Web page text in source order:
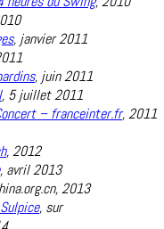
, janvier 2011
, juin 2011
, 5 juillet 2011
– franceinter.fr, 2011
,2012
, avril 2013
2013
, sur